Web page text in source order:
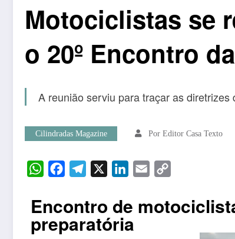
Motociclistas se
o 20º Encontro
A reunião serviu para traçar as
Cilindradas Magazine Por Editor Casa Texto
WhatsAppFacebookTelegram LinkedIn
Email
Encontro de
preparatória